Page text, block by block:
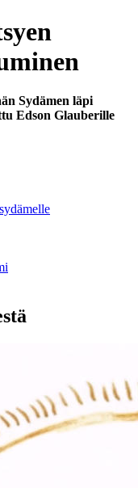
Sydämen läpi
Edson Glauberille